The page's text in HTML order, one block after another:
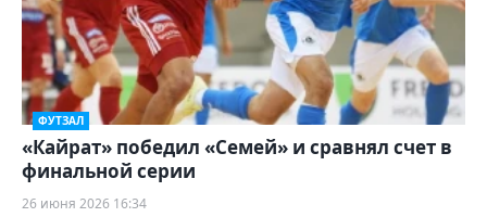
ФУТЗАЛ
«Кайрат» победил «Семей» и сравнял счет в
финальной серии
26 июня 2026 16:34